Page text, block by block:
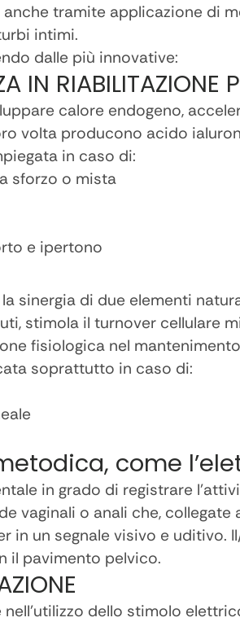
tramite applicazione di
intimi.
dalle più innovative:
IN RIABILITAZIONE
calore endogeno,
volta producono acido
in caso di:
sforzo o mista
e ipertono
sinergia di due elementi
stimola il turnover cellulare
fisiologica nel
soprattutto in caso di:
(metodica, come
in grado di registrare
vaginali o anali che,
in un segnale visivo e uditivo.
il pavimento pelvico.
dello stimolo